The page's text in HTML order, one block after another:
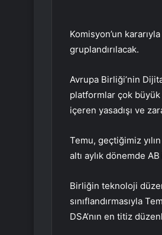
Komisyon’un
gruplandırılacak.
Avrupa Birliği’nin
platformlar çok
içeren yasadışı ve
Temu, geçtiğimiz
altı aylık dönemde
Birliğin teknoloji
sınıflandırmasıyla
DSA’nın en titiz